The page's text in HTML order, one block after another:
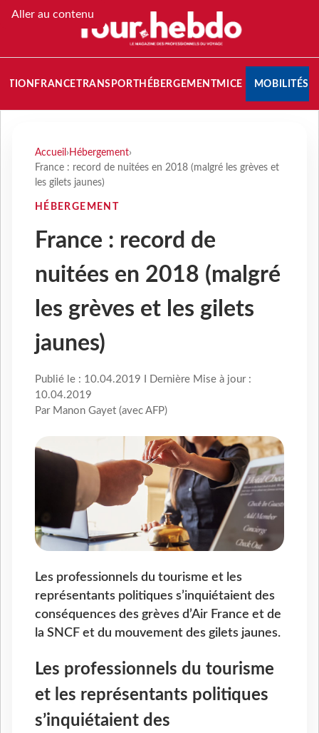
Aller au contenu
FRANCETRANSPORT HÉBERGEMENTMICE MOBILITÉS
Accueil › Hébergement›
France : record de nuitées en 2018 (malgré les grèves et
les gilets jaunes)
HÉBERGEMENT
France : record de
nuitées en 2018 (malgré
les grèves et les gilets
jaunes)
Publié le : 10.04.2019 I Dernière Mise à jour :
10.04.2019
Par Manon Gayet (avec AFP)
Les professionnels du tourisme et les
représentants politiques s’inquiétaient des
conséquences des grèves d’Air France et de
la SNCF et du mouvement des gilets jaunes.
Les professionnels du tourisme
et les représentants politiques
s’inquiétaient des